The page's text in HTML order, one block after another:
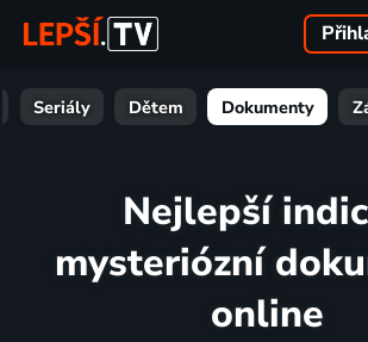
Seriály Dětem Dokumenty
Nejlepší
mysteriózní
online